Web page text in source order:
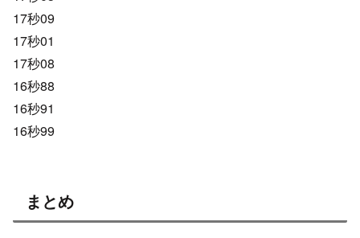
17秒09
17秒01
17秒08
16秒88
16秒91
16秒99
まとめ